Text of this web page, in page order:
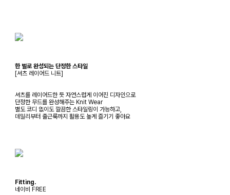
한 벌로 완성되는 단정한 스타일
[셔츠 레이어드 니트]
셔츠를 레이어드한 듯 자연스럽게 이어진 디자인으로
단정한 무드를 완성해주는 Knit Wear
별도 코디 없이도 깔끔한 스타일링이 가능하고,
데일리부터 출근룩까지 활용도 높게 즐기기 좋아요
Fitting.
네이비 FREE